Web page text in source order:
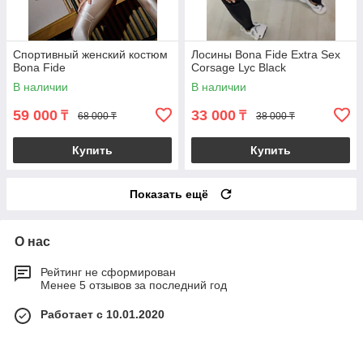
Спортивный женский костюм
Bona Fide
В наличии
59 000 ₸ 68 000 ₸
Купить
Лосины Bona Fide Extra Sex
Corsage Lyc Black
В наличии
33 000 ₸ 38 000 ₸
Купить
Показать ещё
О нас
Рейтинг не сформирован
Менее 5 отзывов за последний год
Работает с 10.01.2020